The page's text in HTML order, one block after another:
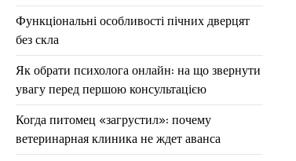
Функціональні особливості пічних дверцят
без скла
Як обрати психолога онлайн: на що звернути
увагу перед першою консультацією
Когда питомец «загрустил»: почему
ветеринарная клиника не ждет аванса